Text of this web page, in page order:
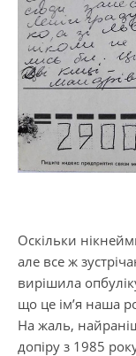
Оскільки
але все ж
вирішила
що це ім’я наша
На жаль,
допіру з 1985